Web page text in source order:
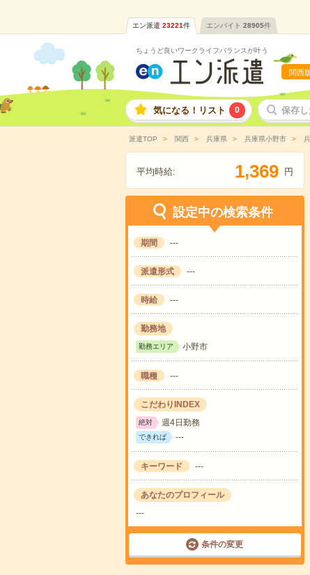
エン派遣 23221件 エンバイト 28905件
ちょうど良いワークライフバランスが叶う
関西
気になる！リスト 0 保存
派遣TOP 関西 兵庫県 兵庫県小野市
平均時給: 1,369 円
設定中の検索条件
期間 ---
派遣形式 ---
時給 ---
勤務地
勤務エリア 小野市
職種 ---
こだわりINDEX
絶対 週4日勤務
できれば ---
キーワード ---
あなたのプロフィール
---
条件の変更